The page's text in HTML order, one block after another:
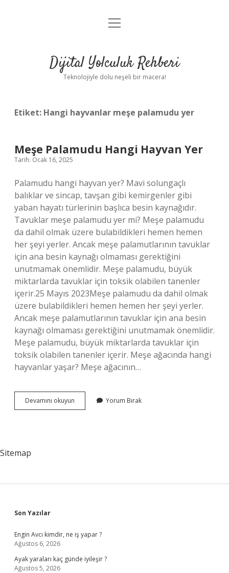
Anasayfa
Yasal Uyarı
menüyü
Dijital Yolculuk Rehberi
Teknolojiyle dolu neşeli bir macera!
Etiket: Hangi hayvanlar meşe palamudu yer
Meşe Palamudu Hangi Hayvan Yer
Tarih: Ocak 16, 2025
Palamudu hangi hayvan yer? Mavi solungaçlı
balıklar ve sincap, tavşan gibi kemirgenler gibi
yaban hayatı türlerinin başlıca besin kaynağıdır.
Tavuklar meşe palamudu yer mi? Meşe palamudu
da dahil olmak üzere bulabildikleri hemen hemen
her şeyi yerler. Ancak meşe palamutlarının tavuklar
için ana besin kaynağı olmaması gerektiğini
unutmamak önemlidir. Meşe palamudu, büyük
miktarlarda tavuklar için toksik olabilen tanenler
içerir.25 Mayıs 2023Meşe palamudu da dahil olmak
üzere bulabildikleri hemen hemen her şeyi yerler.
Ancak meşe palamutlarının tavuklar için ana besin
kaynağı olmaması gerektiğini unutmamak önemlidir.
Meşe palamudu, büyük miktarlarda tavuklar için
toksik olabilen tanenler içerir. Meşe ağacında hangi
hayvanlar yaşar? Meşe ağacının…
Devamını okuyun
Palamudu
Yorum Bırak
Sitemap
Sidebar
Son Yazılar
Engin Avcı kimdir, ne iş yapar ?
Ağustos 6, 2026
Ayak yaraları kaç günde iyileşir ?
Ağustos 5, 2026